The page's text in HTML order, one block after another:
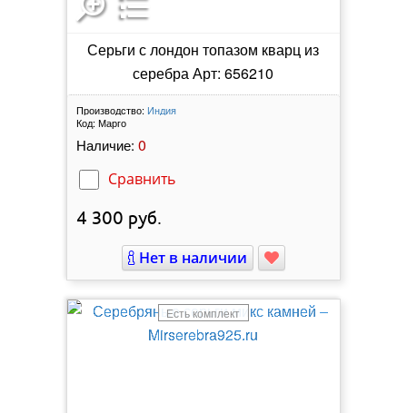
Серьги с лондон топазом кварц из
серебра Арт: 656210
Производство: Индия
Код: Марго
Наличие: 0
Сравнить
4 300 руб.
Нет в наличии
Есть комплект